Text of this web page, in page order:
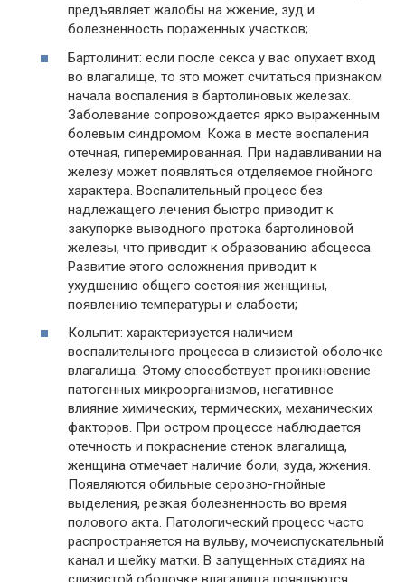
предъявляет жалобы на жжение, зуд и
болезненность пораженных участков;
Бартолинит: если после секса у вас опухает вход
во влагалище, то это может считаться признаком
начала воспаления в бартолиновых железах.
Заболевание сопровождается ярко выраженным
болевым синдромом. Кожа в месте воспаления
отечная, гиперемированная. При надавливании на
железу может появляться отделяемое гнойного
характера. Воспалительный процесс без
надлежащего лечения быстро приводит к
закупорке выводного протока бартолиновой
железы, что приводит к образованию абсцесса.
Развитие этого осложнения приводит к
ухудшению общего состояния женщины,
появлению температуры и слабости;
Кольпит: характеризуется наличием
воспалительного процесса в слизистой оболочке
влагалища. Этому способствует проникновение
патогенных микроорганизмов, негативное
влияние химических, термических, механических
факторов. При остром процессе наблюдается
отечность и покраснение стенок влагалища,
женщина отмечает наличие боли, зуда, жжения.
Появляются обильные серозно-гнойные
выделения, резкая болезненность во время
полового акта. Патологический процесс часто
распространяется на вульву, мочеиспускательный
канал и шейку матки. В запущенных стадиях на